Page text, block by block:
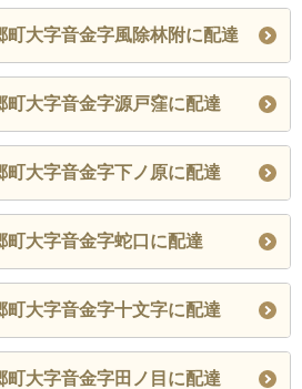
大字音金字風除林附に配達
大字音金字源戸窪に配達
大字音金字下ノ原に配達
大字音金字蛇口に配達
大字音金字十文字に配達
大字音金字田ノ目に配達